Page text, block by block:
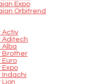
Expo
Orbitrend
Activ
Aditech
Alba
Brother
Euro
Expo
Indachi
Lion